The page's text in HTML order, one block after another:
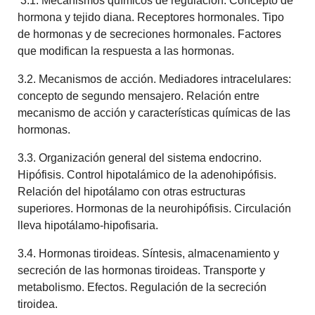
hormona y tejido diana. Receptores hormonales. Tipo
de hormonas y de secreciones hormonales. Factores
que modifican la respuesta a las hormonas.
3.2. Mecanismos de acción. Mediadores intracelulares:
concepto de segundo mensajero. Relación entre
mecanismo de acción y características químicas de las
hormonas.
3.3. Organización general del sistema endocrino.
Hipófisis. Control hipotalámico de la adenohipófisis.
Relación del hipotálamo con otras estructuras
superiores. Hormonas de la neurohipófisis. Circulación
lleva hipotálamo-hipofisaria.
3.4. Hormonas tiroideas. Síntesis, almacenamiento y
secreción de las hormonas tiroideas. Transporte y
metabolismo. Efectos. Regulación de la secreción
tiroidea.